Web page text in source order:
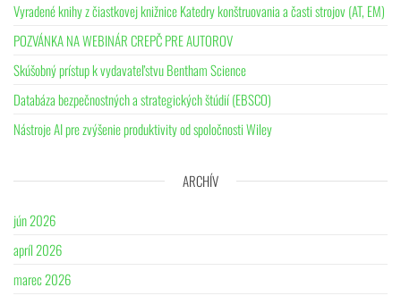
Vyradené knihy z čiastkovej knižnice Katedry konštruovania a časti strojov (AT, EM)
POZVÁNKA NA WEBINÁR CREPČ PRE AUTOROV
Skúšobný prístup k vydavateľstvu Bentham Science
Databáza bezpečnostných a strategických štúdií (EBSCO)
Nástroje AI pre zvýšenie produktivity od spoločnosti Wiley
ARCHÍV
jún 2026
apríl 2026
marec 2026